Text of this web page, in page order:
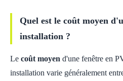
Quel est le coût moyen
installation ?
Le coût moyen d'une fenêtre en
installation varie généralement